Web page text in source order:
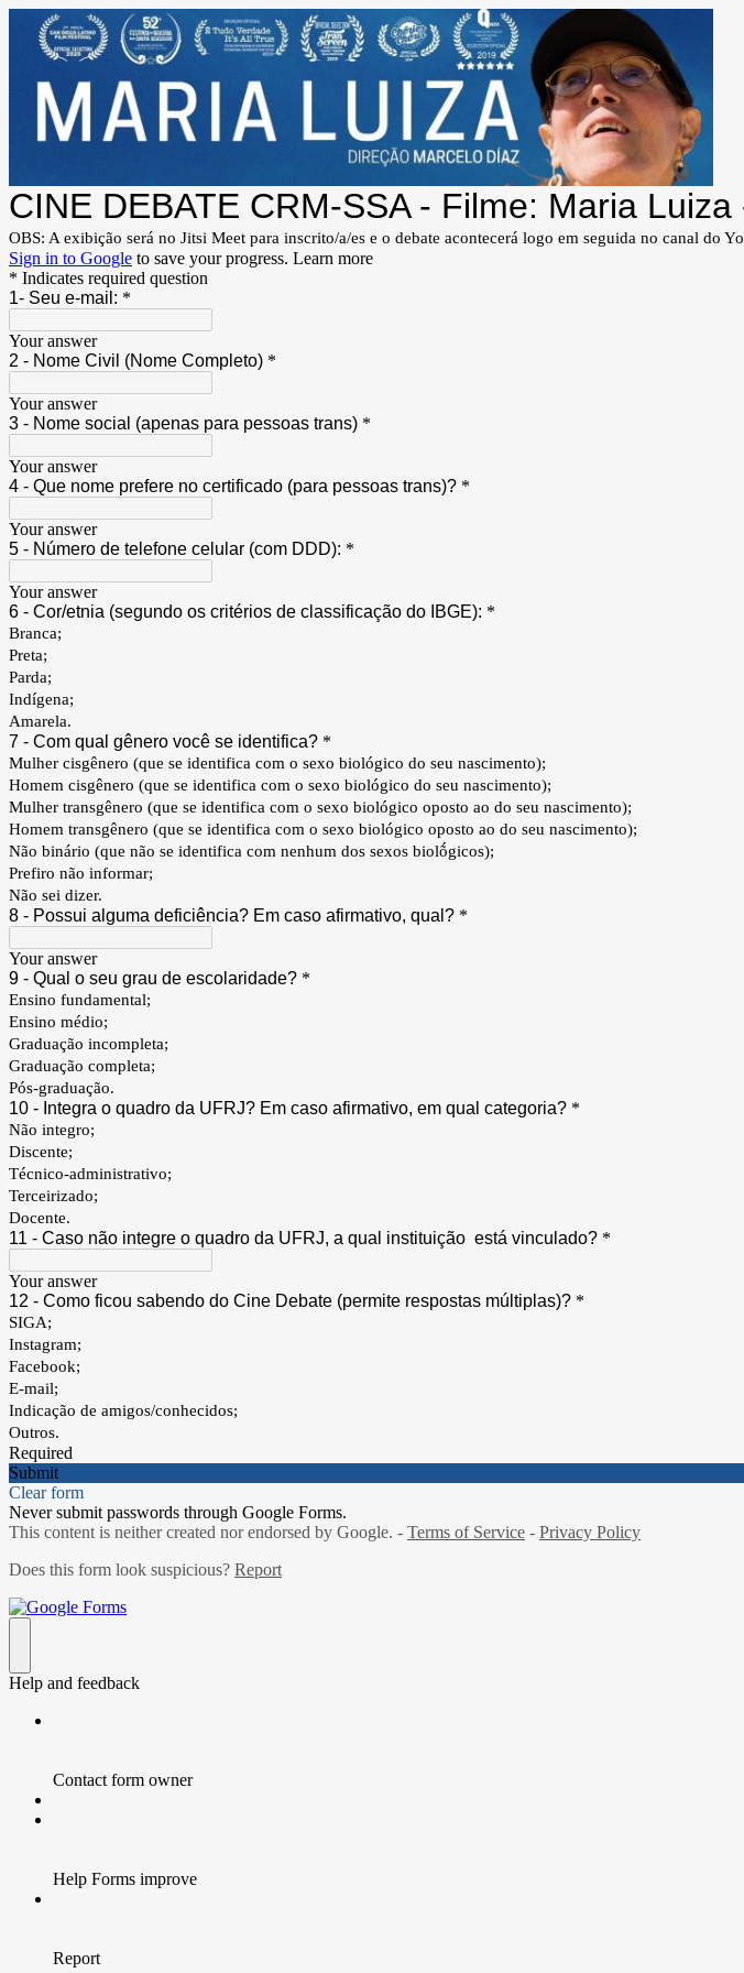
CINE DEBATE CRM-SSA - Filme: Maria
OBS: A exibição será no Jitsi Meet para inscrito/a/es e o debate acontecerá logo em seguida no canal do
Sign in to Google to save your progress. Learn more
* Indicates required question
1- Seu e-mail: *
Your answer
2 - Nome Civil (Nome Completo) *
Your answer
3 - Nome social (apenas para pessoas trans) *
Your answer
4 - Que nome prefere no certificado (para pessoas trans)? *
Your answer
5 - Número de telefone celular (com DDD): *
Your answer
6 - Cor/etnia (segundo os critérios de classificação do IBGE): *
Branca;
Preta;
Parda;
Indígena;
Amarela.
7 - Com qual gênero você se identifica? *
Mulher cisgênero (que se identifica com o sexo biológico do seu nascimento);
Homem cisgênero (que se identifica com o sexo biológico do seu nascimento);
Mulher transgênero (que se identifica com o sexo biológico oposto ao do seu nascimento);
Homem transgênero (que se identifica com o sexo biológico oposto ao do seu nascimento);
Não binário (que não se identifica com nenhum dos sexos biolṍgicos);
Prefiro não informar;
Não sei dizer.
8 - Possui alguma deficiência? Em caso afirmativo, qual? *
Your answer
9 - Qual o seu grau de escolaridade? *
Ensino fundamental;
Ensino médio;
Graduação incompleta;
Graduação completa;
Pós-graduação.
10 - Integra o quadro da UFRJ? Em caso afirmativo, em qual categoria? *
Não integro;
Discente;
Técnico-administrativo;
Terceirizado;
Docente.
11 - Caso não integre o quadro da UFRJ, a qual instituição está vinculado? *
Your answer
12 - Como ficou sabendo do Cine Debate (permite respostas múltiplas)? *
SIGA;
Instagram;
Facebook;
E-mail;
Indicação de amigos/conhecidos;
Outros.
Required
Submit
Clear form
Never submit passwords through Google Forms.
This content is neither created nor endorsed by Google. - Terms of Service - Privacy Policy
Does this form look suspicious? Report
Forms
Help and feedback
Contact form owner
Help Forms improve
Report